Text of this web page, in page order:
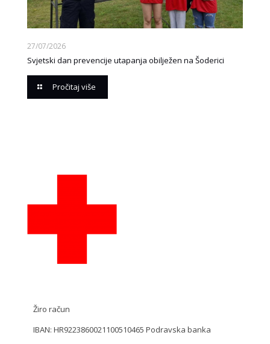
27/07/2026
Svjetski dan prevencije utapanja obilježen na Šoderici
Pročitaj više
Žiro račun
IBAN: HR9223860021100510465 Podravska banka